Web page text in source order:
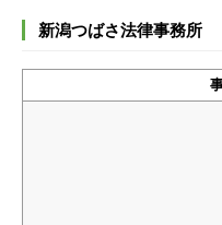
新潟つばさ法律事務所